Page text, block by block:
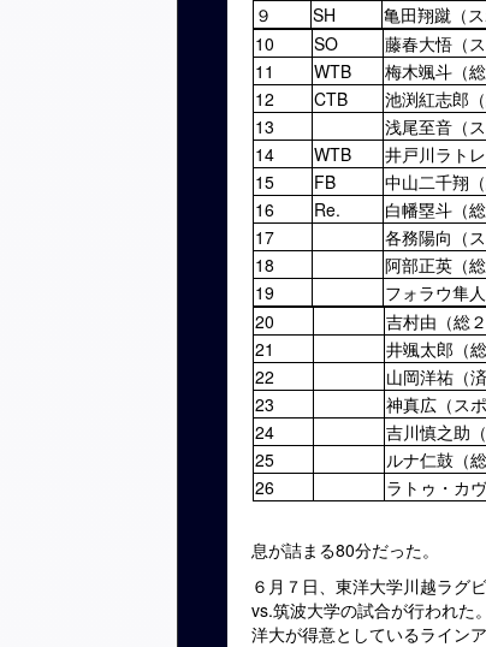
９
SH
亀田翔蹴（
10
SO
藤春大悟（
11
WTB
梅木颯斗（
12
CTB
池渕紅志郎
13
浅尾至音（
14
WTB
井戸川ラト
15
FB
中山二千翔
16
Re.
白幡塁斗（
17
各務陽向（
18
阿部正英（
19
フォラウ隼
20
吉村由（総
21
井颯太郎（
22
山岡洋祐（
23
神真広（ス
24
吉川慎之助
25
ルナ仁鼓（
26
ラトゥ・カ
息が詰まる80分だった。
６月７日、東洋大学川越ラグ
vs.筑波大学の試合が行われた
洋大が得意としているライン